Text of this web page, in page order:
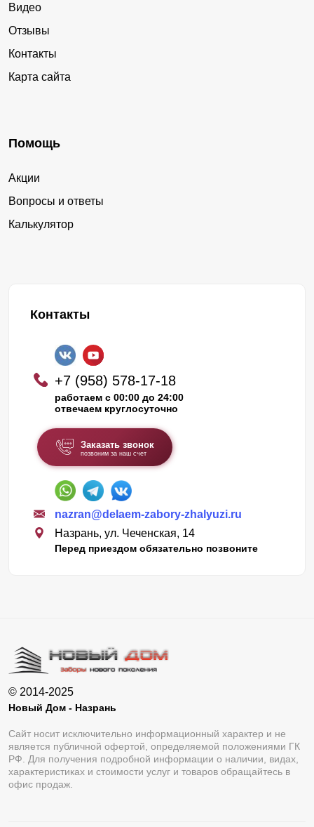
Видео
Отзывы
Контакты
Карта сайта
Помощь
Акции
Вопросы и ответы
Калькулятор
Контакты
+7 (958) 578-17-18
работаем с 00:00 до 24:00
отвечаем круглосуточно
Заказать звонок
позвоним за наш счет
nazran@delaem-zabory-zhalyuzi.ru
Назрань, ул. Чеченская, 14
Перед приездом обязательно позвоните
© 2014-2025
Новый Дом - Назрань
Сайт носит исключительно информационный характер и не
является публичной офертой, определяемой положениями ГК
РФ. Для получения подробной информации о наличии, видах,
характеристиках и стоимости услуг и товаров обращайтесь в
офис продаж.